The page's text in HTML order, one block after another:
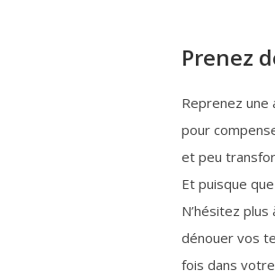
Prenez
Reprenez une
pour
et peu
Et puisque
N’hésitez
dénouer vos
fois dans